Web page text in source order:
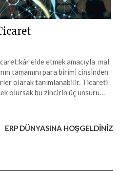
elde etmek amacıyla mal
tamamını para birimi cinsinden
olarak tanımlanabilir. Ticareti
olursak bu zincirin üç unsuru…
ERP DÜNYASINA HOŞGELDİNİZ